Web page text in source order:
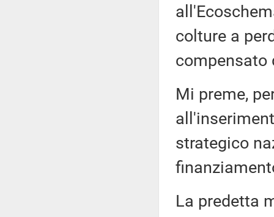
colture a
compensato
Mi preme,
strategico
La predetta